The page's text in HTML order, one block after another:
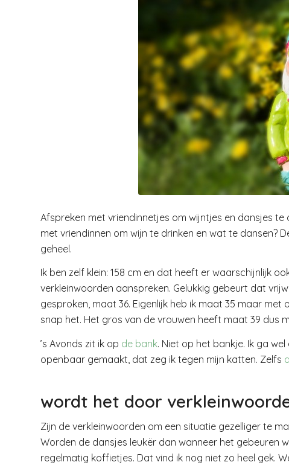
Afspreken met vriendinnetjes om wijntjes en dansjes
met vriendinnen om wijn te drinken en wat te dansen?
geheel.
Ik ben zelf klein: 158 cm en dat heeft er waarschijnlijk
verkleinwoorden aanspreken. Gelukkig gebeurt dat
gesproken, maat 36. Eigenlijk heb ik maat 35 maar met
snap het. Het gros van de vrouwen heeft maat 39 dus
’s Avonds zit ik op de bank. Niet op het bankje. Ik ga
openbaar gemaakt, dat zeg ik tegen mijn katten. Zelfs
wordt het door
Zijn de verkleinwoorden om een situatie gezelliger te
Worden de dansjes leukër dan wanneer het
regelmatig koffietjes. Dat vind ik nog niet zo heel gek.